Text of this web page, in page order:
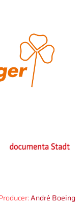
André Boeing